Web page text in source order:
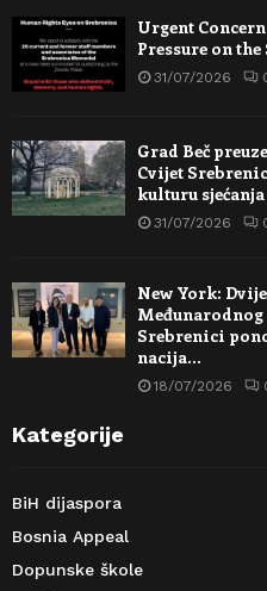
Urgent
Pressure on
31/07/2026
Grad Beč
Cvijet
kulturu
31/07/2026
New York:
Međunarodnog
Srebrenici
nacija…
18/07/2026
Kategorije
BiH dijaspora
Bosnia Appeal
Dopunske škole